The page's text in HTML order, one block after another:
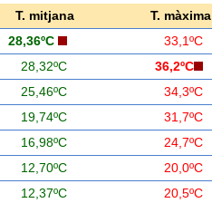
T. mitjana T. màxima
28,36ºC 33,1ºC
28,32ºC 36,2ºC
25,46ºC 34,3ºC
19,74ºC 31,7ºC
16,98ºC 24,7ºC
12,70ºC 20,0ºC
12,37ºC 20,5ºC